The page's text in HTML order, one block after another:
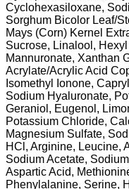
Cyclohexasiloxane,
Sorghum Bicolor Leaf/
Mays (Corn) Kernel
Sucrose, Linalool,
Mannuronate, Xanthan
Acrylate/Acrylic Acid
Isomethyl Ionone,
Sodium Hyaluronate,
Geraniol, Eugenol,
Potassium Chloride,
Magnesium Sulfate,
HCl, Arginine, Leucine,
Sodium Acetate,
Aspartic Acid,
Phenylalanine, Serine,